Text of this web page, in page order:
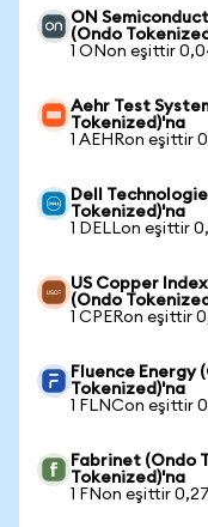
ON
(Ondo
1 ONon eşittir
Aehr Test
Tokenized)'na
1 AEHRon eşittir
Dell
Tokenized)'na
1 DELLon eşittir
US Copper
(Ondo
1 CPERon eşittir
Fluence Energy
Tokenized)'na
1 FLNCon eşittir
Fabrinet (Ondo
Tokenized)'na
1 FNon eşittir